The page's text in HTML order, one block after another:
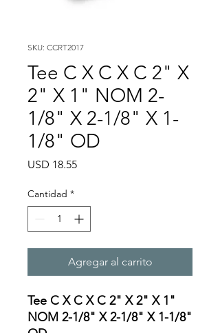
SKU: CCRT2017
Tee C X C X C 2" X
2" X 1" NOM 2-
1/8" X 2-1/8" X 1-
1/8" OD
USD 18.55Precio
Cantidad *
Agregar al carrito
Tee C X C X C 2" X 2" X 1"
NOM 2-1/8" X 2-1/8" X 1-1/8"